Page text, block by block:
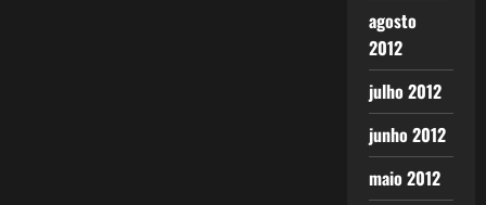
agosto
2012
julho 2012
junho 2012
maio 2012